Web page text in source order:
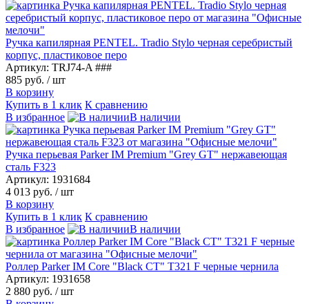
Ручка капилярная PENTEL. Tradio Stylo черная серебристый
корпус, пластиковое перо
Артикул: TRJ74-A ###
885 руб. / шт
В корзину
Купить в 1 клик К сравнению
В избранное
В наличии
Ручка перьевая Parker IM Premium "Grey GT" нержавеющая
сталь F323
Артикул: 1931684
4 013 руб. / шт
В корзину
Купить в 1 клик К сравнению
В избранное
В наличии
Роллер Parker IM Core "Black CT" T321 F черные чернила
Артикул: 1931658
2 880 руб. / шт